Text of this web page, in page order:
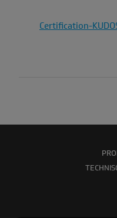
Certification-